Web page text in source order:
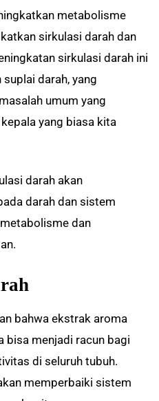
metabolisme
sirkulasi darah dan
sirkulasi darah ini
darah, yang
umum yang
yang biasa kita
darah akan
darah dan sistem
dan
bahwa ekstrak aroma
bisa menjadi racun bagi
di seluruh tubuh.
memperbaiki sistem